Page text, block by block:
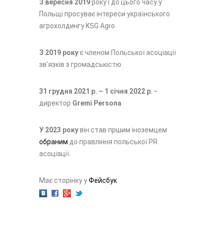
З вересня 2019року і до цього часу у
Польщі просуває інтереси українського
агрохолдингу KSG Agro
З 2019 року є членом Польської асоціації
зв’язків з громадськістю.
31 грудня 2021 р. – 1 січня 2022 р. -
директор Gremi Persona
У 2023 рокувін став пршим іноземцем
обраним до правління польської PR
асоціації.
Має сторінку уФейсбук